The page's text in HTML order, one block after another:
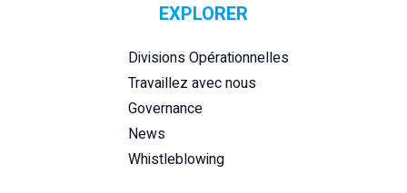
EXPLORER
Divisions Opérationnelles
Travaillez avec nous
Governance
News
Whistleblowing